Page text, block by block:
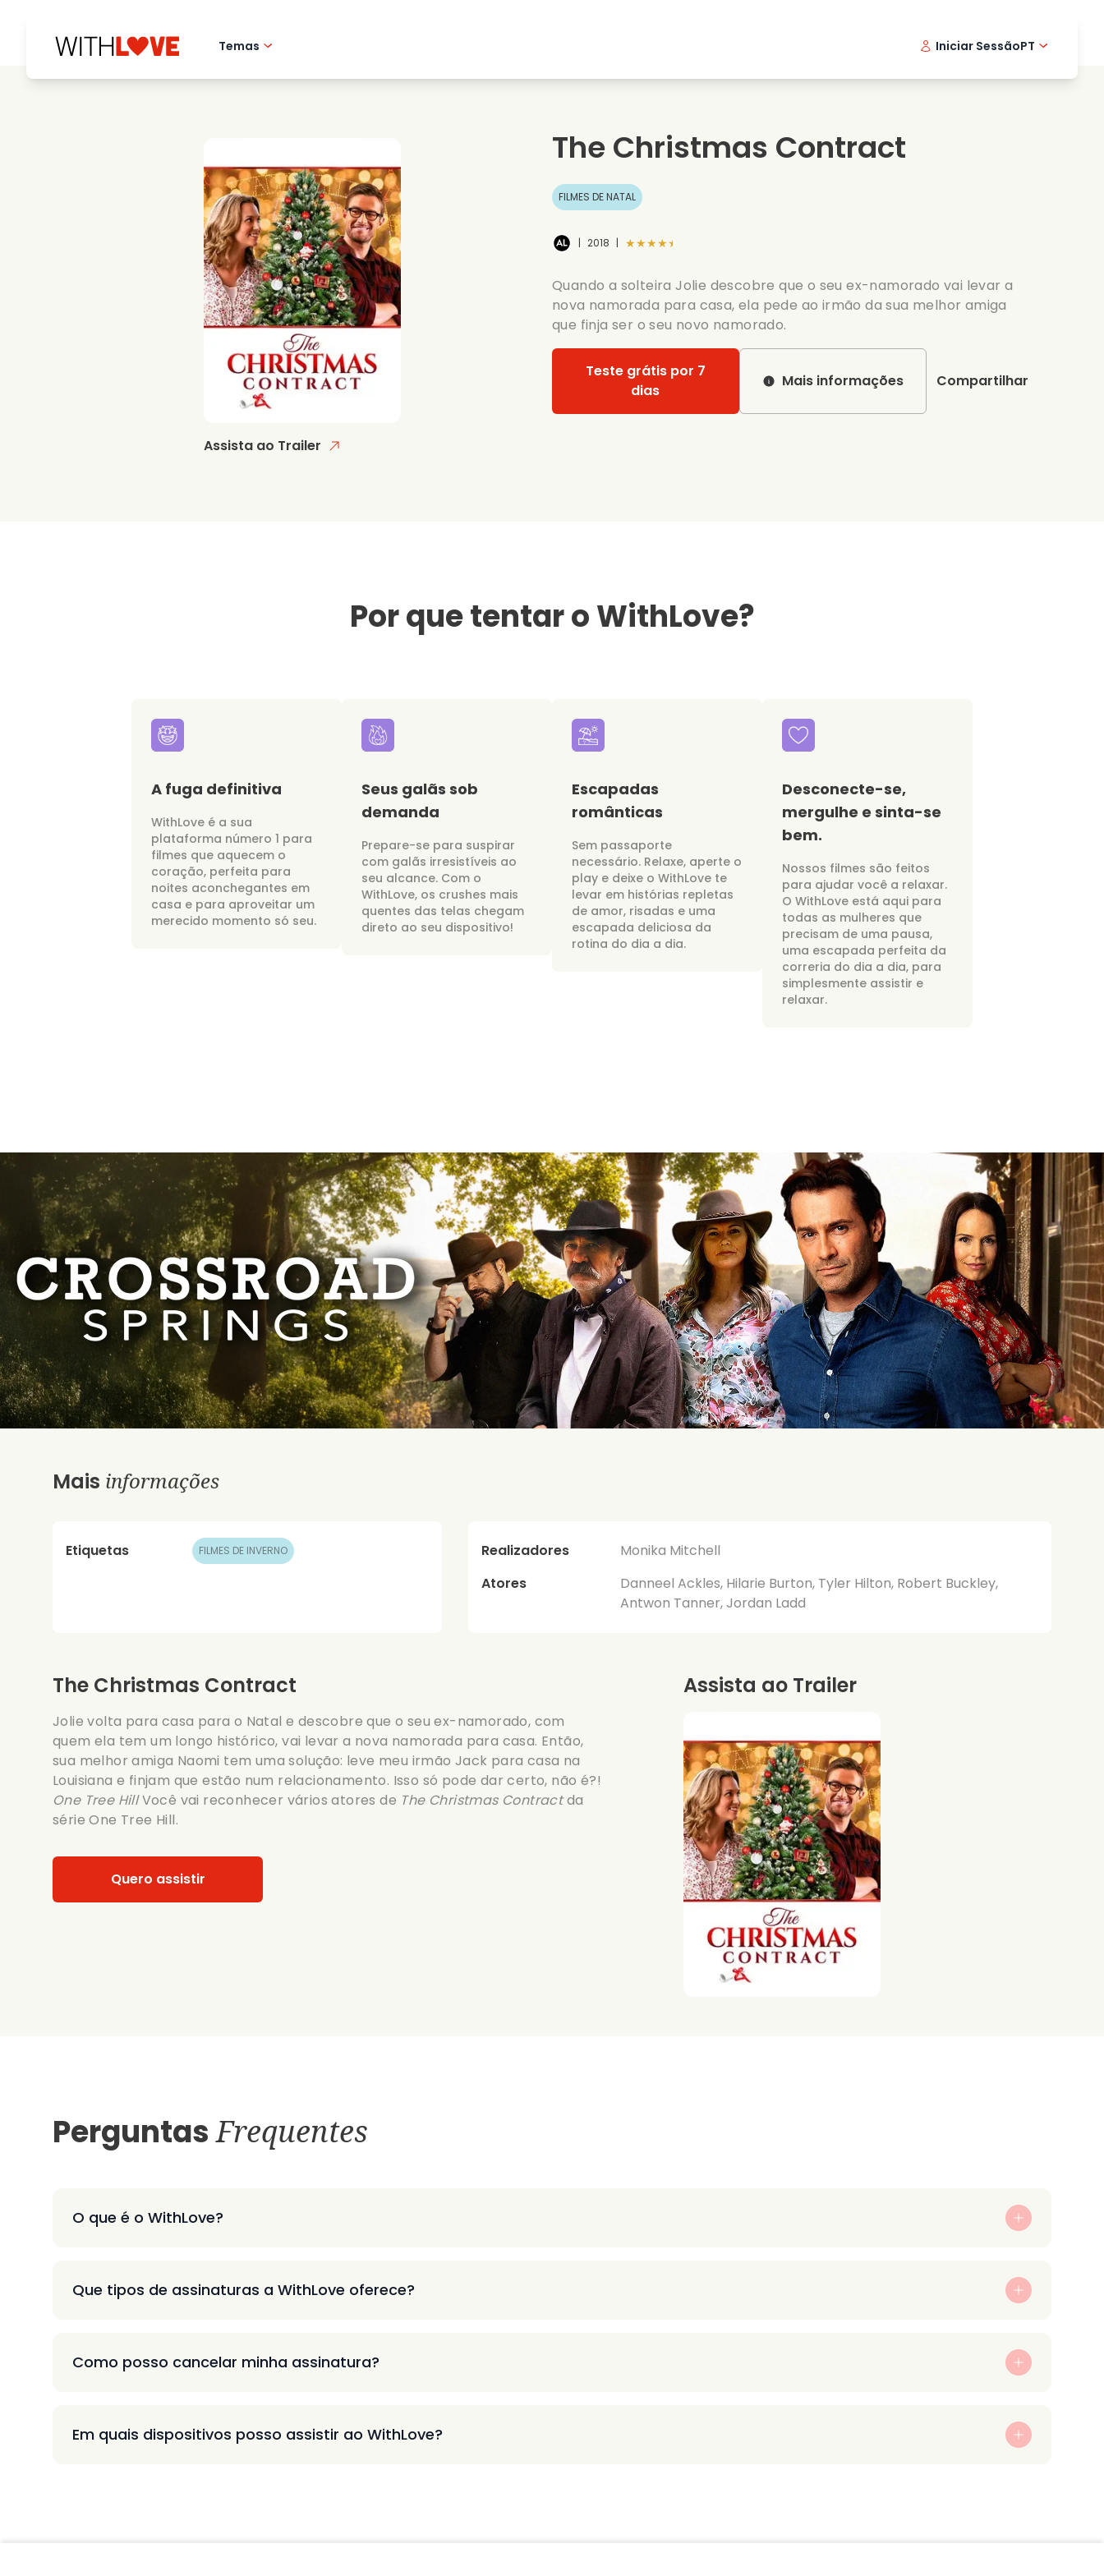
Temas
Filmes de data
Series romanticas
Casamento
Iniciar SessãoPT
Assista ao Trailer
The Christmas Contract
FILMES DE NATAL
| 2018 | ★★★★★
Quando a solteira Jolie descobre que o seu ex-namorado vai levar a
nova namorada para casa, ela pede ao irmão da sua melhor amiga
que finja ser o seu novo namorado.
Teste grátis por 7
dias
Mais informações Compartilhar
Por que tentar o WithLove?
A fuga definitiva
WithLove é a sua
plataforma número 1 para
filmes que aquecem o
coração, perfeita para
noites aconchegantes em
casa e para aproveitar um
merecido momento só seu.
Seus galãs sob
demanda
Prepare-se para suspirar
com galãs irresistíveis ao
seu alcance. Com o
WithLove, os crushes mais
quentes das telas chegam
direto ao seu dispositivo!
Escapadas
românticas
Sem passaporte
necessário. Relaxe, aperte o
play e deixe o WithLove te
levar em histórias repletas
de amor, risadas e uma
escapada deliciosa da
rotina do dia a dia.
Desconecte-se,
mergulhe e sinta-se
bem.
Nossos filmes são feitos
para ajudar você a relaxar.
O WithLove está aqui para
todas as mulheres que
precisam de uma pausa,
uma escapada perfeita da
correria do dia a dia, para
simplesmente assistir e
relaxar.
Mais informações
Etiquetas FILMES DE INVERNO Realizadores
Monika Mitchell
Atores
Danneel Ackles, Hilarie Burton, Tyler Hilton, Robert Buckley,
Antwon Tanner, Jordan Ladd
The Christmas Contract
Jolie volta para casa para o Natal e descobre que o seu ex-namorado, com
quem ela tem um longo histórico, vai levar a nova namorada para casa. Então,
sua melhor amiga Naomi tem uma solução: leve meu irmão Jack para casa na
Louisiana e finjam que estão num relacionamento. Isso só pode dar certo, não é?!
One Tree HillVocê vai reconhecer vários atores de The Christmas Contractda
série One Tree Hill.
Quero assistir
Assista ao Trailer
PerguntasFrequentes
O que é o WithLove?
Que tipos de assinaturas a WithLove oferece?
Como posso cancelar minha assinatura?
Em quais dispositivos posso assistir ao WithLove?